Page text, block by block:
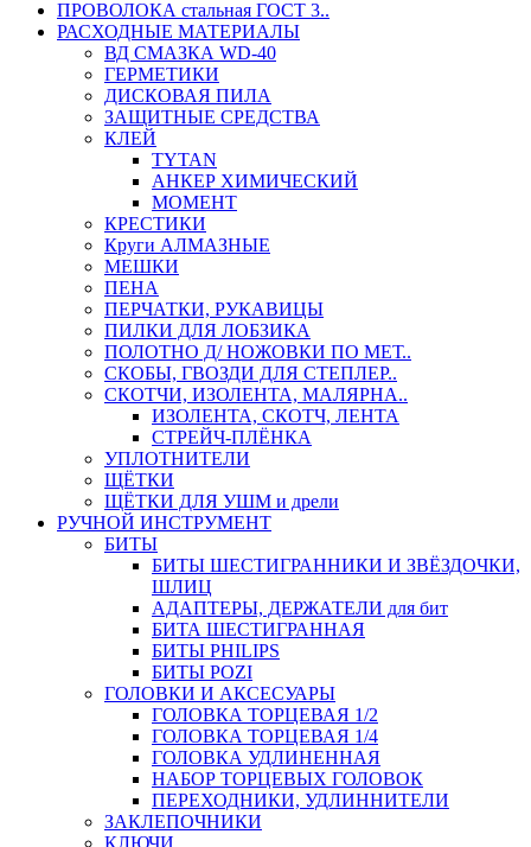
ПРОВОЛОКА стальная ГОСТ 3..
РАСХОДНЫЕ МАТЕРИАЛЫ
ВД СМАЗКА WD-40
ГЕРМЕТИКИ
ДИСКОВАЯ ПИЛА
ЗАЩИТНЫЕ СРЕДСТВА
КЛЕЙ
TYTAN
АНКЕР ХИМИЧЕСКИЙ
МОМЕНТ
КРЕСТИКИ
Круги АЛМАЗНЫЕ
МЕШКИ
ПЕНА
ПЕРЧАТКИ, РУКАВИЦЫ
ПИЛКИ ДЛЯ ЛОБЗИКА
ПОЛОТНО Д/ НОЖОВКИ ПО МЕТ..
СКОБЫ, ГВОЗДИ ДЛЯ СТЕПЛЕР..
СКОТЧИ, ИЗОЛЕНТА, МАЛЯРНА..
ИЗОЛЕНТА, СКОТЧ, ЛЕНТА
СТРЕЙЧ-ПЛЁНКА
УПЛОТНИТЕЛИ
ЩЁТКИ
ЩЁТКИ ДЛЯ УШМ и дрели
РУЧНОЙ ИНСТРУМЕНТ
БИТЫ
БИТЫ ШЕСТИГРАННИКИ И ЗВЁЗДОЧКИ,
ШЛИЦ
АДАПТЕРЫ, ДЕРЖАТЕЛИ для бит
БИТА ШЕСТИГРАННАЯ
БИТЫ PHILIPS
БИТЫ POZI
ГОЛОВКИ И АКСЕСУАРЫ
ГОЛОВКА ТОРЦЕВАЯ 1/2
ГОЛОВКА ТОРЦЕВАЯ 1/4
ГОЛОВКА УДЛИНЕННАЯ
НАБОР ТОРЦЕВЫХ ГОЛОВОК
ПЕРЕХОДНИКИ, УДЛИННИТЕЛИ
ЗАКЛЕПОЧНИКИ
КЛЮЧИ